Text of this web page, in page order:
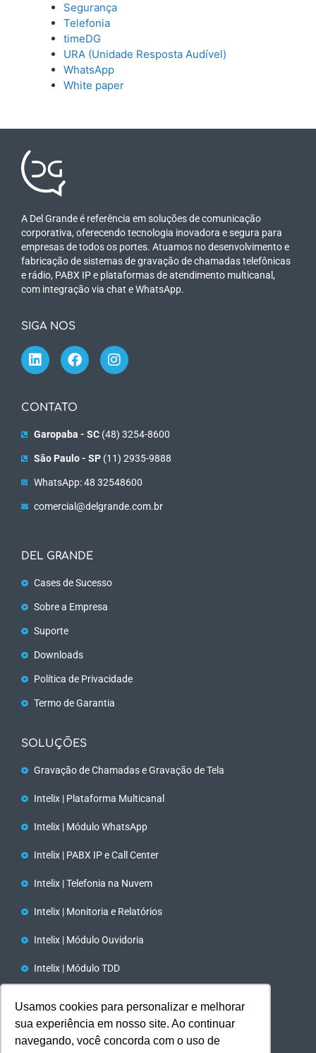
Usamos cookies para personalizar e melhorar
sua experiência em nosso site. Ao continuar
navegando, você concorda com o uso de
Segurança
Telefonia
timeDG
URA (Unidade Resposta Audível)
WhatsApp
White paper
A Del Grande é referência em soluções de comunicação
corporativa, oferecendo tecnologia inovadora e segura para
empresas de todos os portes. Atuamos no desenvolvimento e
fabricação de sistemas de gravação de chamadas telefônicas
e rádio, PABX IP e plataformas de atendimento multicanal,
com integração via chat e WhatsApp.
SIGA NOS
CONTATO
Garopaba - SC(48) 3254-8600
São Paulo - SP(11) 2935-9888
WhatsApp: 48 32548600
comercial@delgrande.com.br
DEL GRANDE
Cases de Sucesso
Sobre a Empresa
Suporte
Downloads
Política de Privacidade
Termo de Garantia
SOLUÇÕES
Gravação de Chamadas e Gravação de Tela
Intelix | Plataforma Multicanal
Intelix | Módulo WhatsApp
Intelix | PABX IP e Call Center
Intelix | Telefonia na Nuvem
Intelix | Monitoria e Relatórios
Intelix | Módulo Ouvidoria
Intelix | Módulo TDD
Intelix | Discador Automático